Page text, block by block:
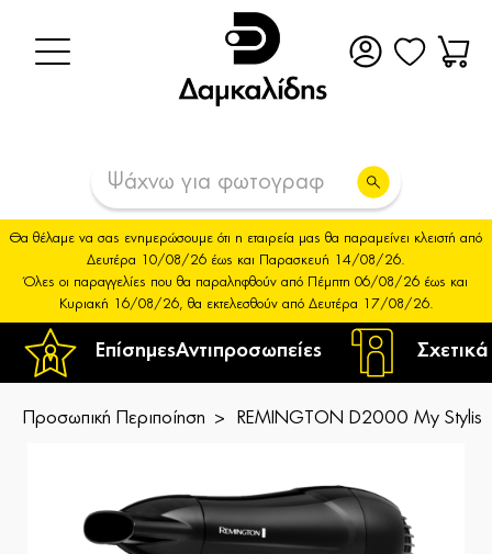
ΕπίσημεςΑντιπροσωπείες
Θα θέλαμε να σας ενημερώσουμε ότι η εταιρεία μας θα παραμείνει κλειστή από
Δευτέρα 10/08/26 έως και Παρασκευή 14/08/26.
Όλες οι παραγγελίες που θα παραληφθούν από Πέμπτη 06/08/26 έως και
Κυριακή 16/08/26, θα εκτελεσθούν από Δευτέρα 17/08/26.
Προσωπική Περιποίηση REMINGTON D2000 My Stylist